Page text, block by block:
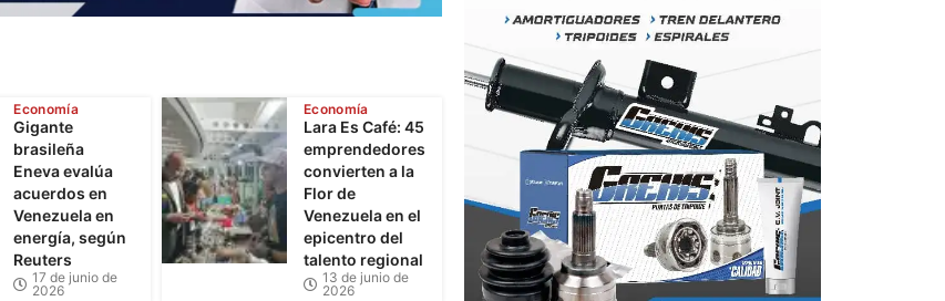
con miras a las
elecciones
2
Cultura Lara
40 edición del
Festival de Cine
Francés en
Venezuela
Lara
Economía
Gigante
brasileña
Eneva evalúa
acuerdos en
Venezuela en
energía, según
Reuters
17 de junio de
2026
Economía
Lara Es Café: 45
emprendedores
convierten a la
Flor de
Venezuela en el
epicentro del
talento regional
13 de junio de
2026